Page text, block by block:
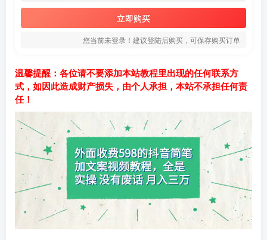
立即购买
您当前未登录！建议登陆后购买，可保存购买订单
温馨提醒：各位请不要添加本站教程里出现的任何联系方
式，如因此造成财产损失，由个人承担，本站不承担任何责
任！